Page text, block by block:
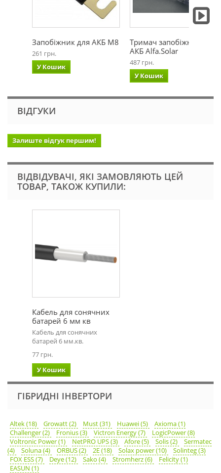
Запобіжник для АКБ М8
261 грн.
У Кошик
Тримач запобіжника
АКБ Alfa.Solar
487 грн.
У Кошик
ВІДГУКИ
Залиште відгук першим!
ВІДВІДУВАЧІ, ЯКІ ЗАМОВЛЯЮТЬ ЦЕЙ
ТОВАР, ТАКОЖ КУПИЛИ:
Кабель для сонячних
батарей 6 мм кв
Кабель для сонячних
батарей 6 мм.кв.
77 грн.
У Кошик
ГІБРИДНІ ІНВЕРТОРИ
Altek (18) Growatt (2) Must (31) Huawei (5)
Axioma (1)
Challenger (2)
Fronius (3) Victron Energy (7)
LogicPower (8)
Voltronic Power (1)
NetPRO UPS (3) Afore (5) Solis (2)
Sermatec
(4)
Soluna (4) ORBUS (2) 2E (18) Solax power (10)
Solinteg (3)
FOX ESS (7)
Deye (12) Sako (4) Stromherz (6)
Felicity (1)
EASUN (1)